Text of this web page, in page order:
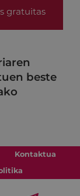
beste
Kontaktua